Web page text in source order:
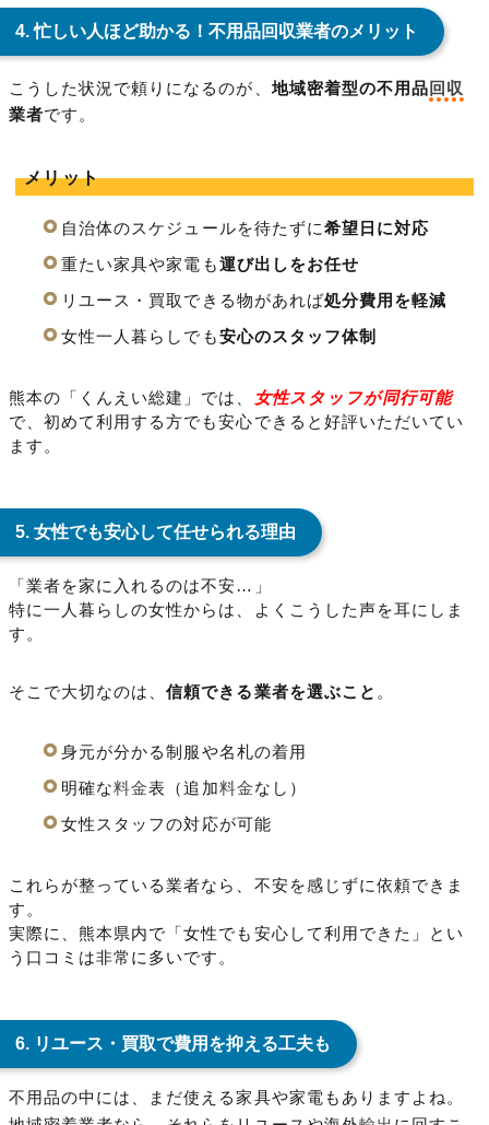
4. 忙しい人ほど助かる！不用品回収業者のメリット
こうした状況で頼りになるのが、地域密着型の不用品 回収
業者です。
メリット
自治体のスケジュールを待たずに希望日に対応
重たい家具や家電も運び出しをお任せ
リユース・買取できる物があれば処分費用を軽減
女性一人暮らしでも安心のスタッフ体制
熊本の「くんえい総建」では、
女性スタッフが同行可能
で、初めて利用する方でも安心できると好評いただいてい
ます。
5. 女性でも安心して任せられる理由
「業者を家に入れるのは不安…」
特に一人暮らしの女性からは、よくこうした声を耳にしま
す。
そこで大切なのは、信頼できる業者を選ぶこと 。
身元が分かる制服や名札の着用
明確な料金表（追加料金なし）
女性スタッフの対応が可能
これらが整っている業者なら、不安を感じずに依頼できま
す。
実際に、熊本県内で「女性でも安心して利用できた」とい
う口コミは非常に多いです。
6. リユース・買取で費用を抑える工夫も
不用品の中には、まだ使える家具や家電もありますよね。